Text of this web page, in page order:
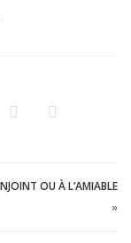
OU À L’AMIABLE
»